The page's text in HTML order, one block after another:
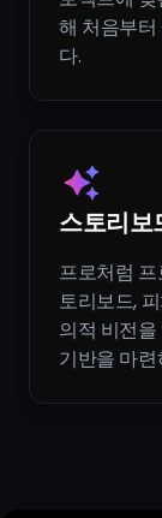
해 처음부
다.
스토리보
프로처럼
토리보드,
의적 비전
기반을 마련